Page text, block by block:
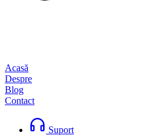
Acasă
Despre
Blog
Contact
Suport